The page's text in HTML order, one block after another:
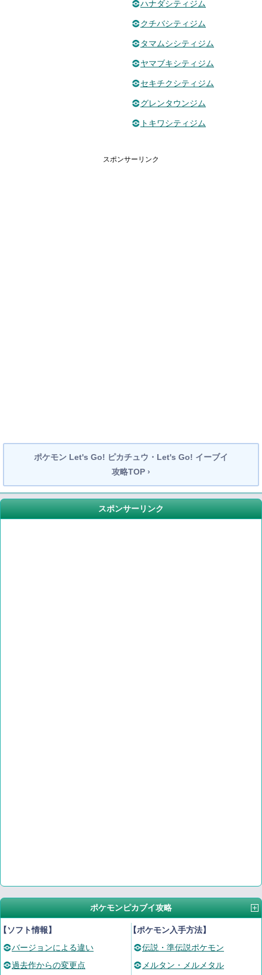
ハナダシティジム
クチバシティジム
タマムシシティジム
ヤマブキシティジム
セキチクシティジム
グレンタウンジム
トキワシティジム
スポンサーリンク
ポケモン Let's Go! ピカチュウ・Let's Go! イーブイ
攻略TOP ›
スポンサーリンク
ポケモンピカブイ攻略
ソフト情報】
バージョンによる違い
過去作からの変更点
【ポケモン入手方法】
伝説・準伝説ポケモン
メルタン・メルメタル